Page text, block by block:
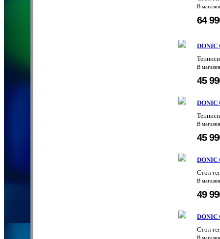
В
64
DONIC
В
45
DONIC
В
45
DONIC
Стол
В
49
DONIC
Стол
В